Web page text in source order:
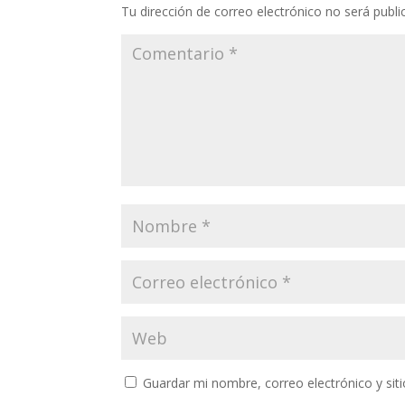
Tu dirección de correo electrónico no será
Guardar mi nombre, correo electrónico y